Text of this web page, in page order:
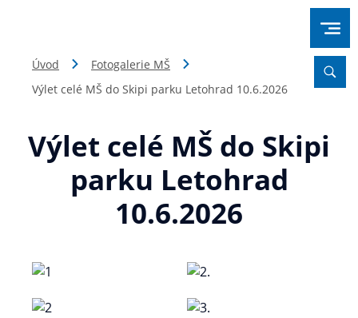
Úvod
Fotogalerie MŠ
Výlet celé MŠ do Skipi parku Letohrad 10.6.2026
Výlet celé MŠ do Skipi
parku Letohrad
10.6.2026